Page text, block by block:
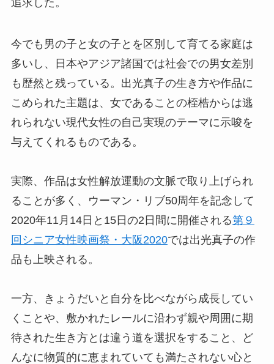
今でも男の子と女の子とを区別して育てる家庭は
多いし、日本やアジア諸国では社会での男女差別
も歴然と残っている。出光真子の生き方や作品に
こめられた主題は、女であることの桎梏からは逃
れられない現代女性の自己実現のテーマに示唆を
与えてくれるものである。
実際、作品は女性解放運動の文脈で取り上げられ
ることが多く、ウーマン・リブ50周年を記念して
2020年11月14日と15日の2日間に開催される第９
回シニア女性映画祭・大阪2020では出光真子の作
品も上映される。
一方、きょうだいと自分を比べながら成長してい
くことや、敷かれたレールに沿わず親や周囲に期
待された生き方とは違う道を選択をすること、ど
んなに物質的に恵まれていても満たされない心と